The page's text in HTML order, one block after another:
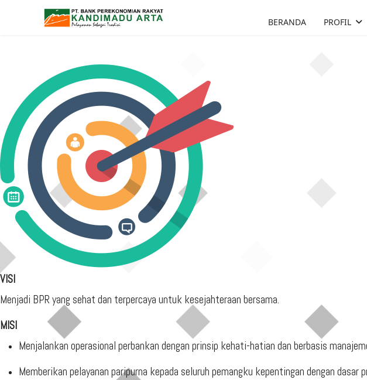
BERANDA PROFIL
VISI
Menjadi BPR yang sehat dan terpercaya untuk kesejahteraan bersama.
MISI
Menjalankan operasional perbankan dengan prinsip kehati-hatian dan berbasis
Memberikan pelayanan paripurna kepada seluruh pemangku kepentingan dengan